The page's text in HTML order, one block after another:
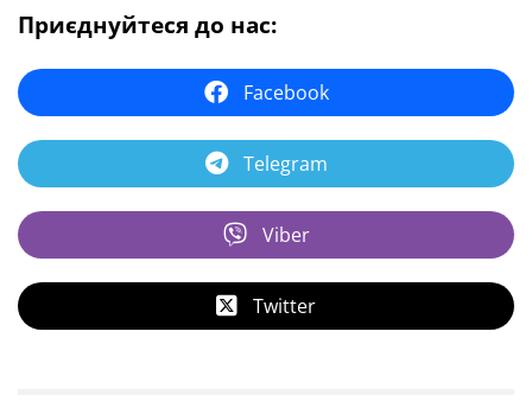
Приєднуйтеся до нас:
Facebook
Telegram
Viber
Twitter